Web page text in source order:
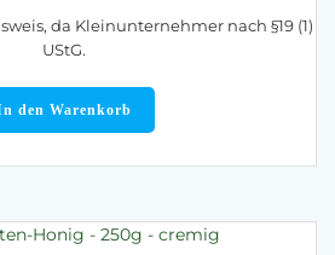
da Kleinunternehmer nach §19 (1)
UStG.
den Warenkorb